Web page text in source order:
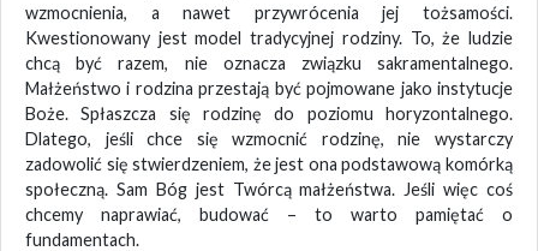
wzmocnienia, a nawet przywrócenia jej tożsamości.
Kwestionowany jest model tradycyjnej rodziny. To, że ludzie
chcą być razem, nie oznacza związku sakramentalnego.
Małżeństwo i rodzina przestają być pojmowane jako instytucje
Boże. Spłaszcza się rodzinę do poziomu horyzontalnego.
Dlatego, jeśli chce się wzmocnić rodzinę, nie wystarczy
zadowolić się stwierdzeniem, że jest ona podstawową komórką
społeczną. Sam Bóg jest Twórcą małżeństwa. Jeśli więc coś
chcemy naprawiać, budować – to warto pamiętać o
fundamentach.